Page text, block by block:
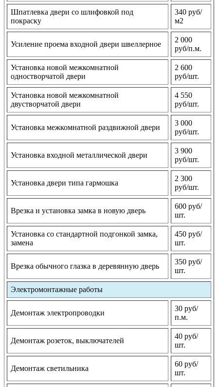
Шпатлевка двери со шлифовкой под
покраску
340 руб/
м2
Усиление проема входной двери швеллерное
2 000
руб/п.м.
Установка новой межкомнатной
одностворчатой двери
2 600
руб/шт.
Установка новой межкомнатной
двустворчатой двери
4 550
руб/шт.
Установка межкомнатной раздвижной двери
3 000
руб/шт.
Установка входной металлической двери
3 900
руб/шт.
Установка двери типа гармошка
2 300
руб/шт.
Врезка и установка замка в новую дверь
600 руб/
шт.
Установка со стандартной подгонкой замка,
замена
450 руб/
шт.
Врезка обычного глазка в деревянную дверь
350 руб/
шт.
Электромонтажные работы
Демонтаж электропроводки
30 руб/
п.м.
Демонтаж розеток, выключателей
40 руб/
шт.
Демонтаж светильника
60 руб/
шт.